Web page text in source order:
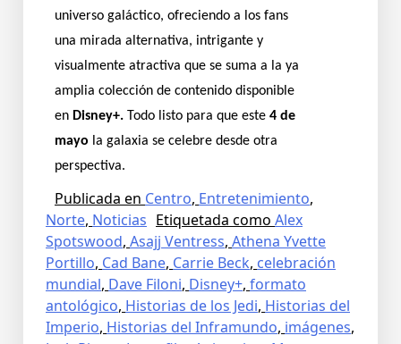
universo galáctico, ofreciendo a los fans
una mirada alternativa, intrigante y
visualmente atractiva que se suma a la ya
amplia colección de contenido disponible
en Disney+. Todo listo para que este 4 de
mayo la galaxia se celebre desde otra
perspectiva.
Publicada en Centro, Entretenimiento,
Norte, Noticias Etiquetada como Alex
Spotswood, Asajj Ventress, Athena Yvette
Portillo, Cad Bane, Carrie Beck, celebración
mundial, Dave Filoni, Disney+, formato
antológico, Historias de los Jedi, Historias del
Imperio, Historias del Inframundo, imágenes,